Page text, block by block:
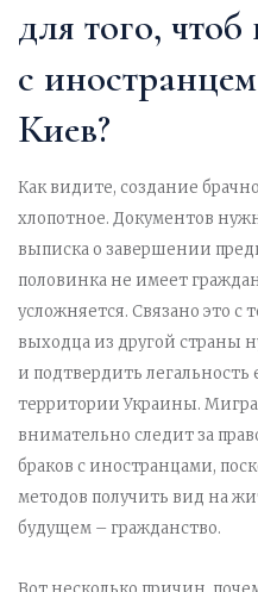
для того,
с
Киев?
Как видите, создание
хлопотное. Документов
выписка о завершении
половинка не имеет
усложняется. Связано это с
выходца из другой страны
и подтвердить
территории Украины.
внимательно следит за
браков с иностранцами,
методов получить вид на
будущем – гражданство.